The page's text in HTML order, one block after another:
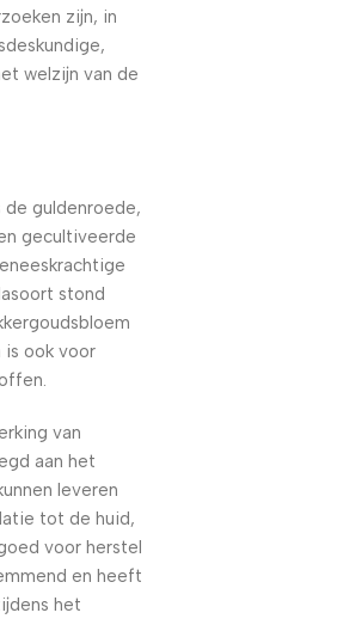
zijn, in
welzijn van de
de guldenroede,
gecultiveerde
stond
is ook voor
van
aan het
leveren
tot de huid,
voor herstel
en heeft
het